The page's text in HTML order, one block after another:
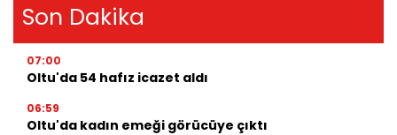
Son Dakika
07:00
Oltu'da 54 hafız icazet aldı
06:59
Oltu'da kadın emeği görücüye çıktı